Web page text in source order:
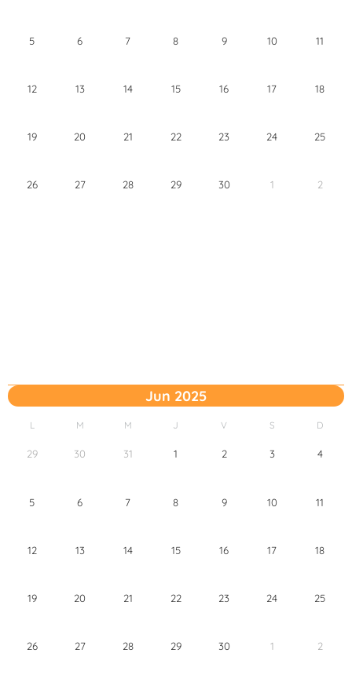
5 6 7 8 9 10 11
12 13 14 15 16 17 18
19 20 21 22 23 24 25
26 27 28 29 30 1 2
Jun 2025
L M M J V S D
29 30 31 1 2 3 4
5 6 7 8 9 10 11
12 13 14 15 16 17 18
19 20 21 22 23 24 25
26 27 28 29 30 1 2